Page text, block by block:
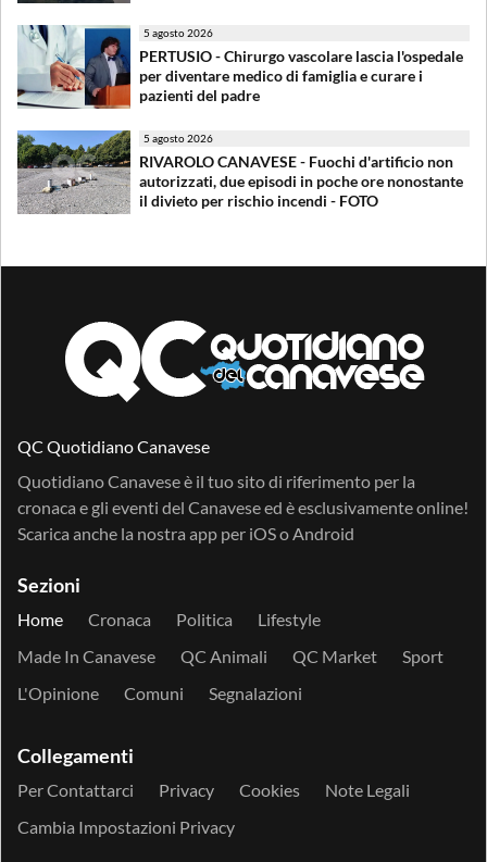
5 agosto 2026
PERTUSIO - Chirurgo vascolare lascia l'ospedale
per diventare medico di famiglia e curare i
pazienti del padre
5 agosto 2026
RIVAROLO CANAVESE - Fuochi d'artificio non
autorizzati, due episodi in poche ore nonostante
il divieto per rischio incendi - FOTO
QC Quotidiano Canavese
Quotidiano Canavese è il tuo sito di riferimento per la
cronaca e gli eventi del Canavese ed è esclusivamente online!
Scarica anche la nostra app per iOSo Android
Sezioni
Home Cronaca Politica
Lifestyle
Made In Canavese
QC Animali QC Market
Sport
L'Opinione
Comuni Segnalazioni
Collegamenti
Per Contattarci Privacy Cookies
Note Legali
Cambia Impostazioni Privacy